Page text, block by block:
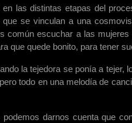
las distintas etapas del
se vinculan a una
común escuchar a las
que quede bonito, para tener
la tejedora se ponía a tejer,
todo en una melodía de
darnos cuenta que